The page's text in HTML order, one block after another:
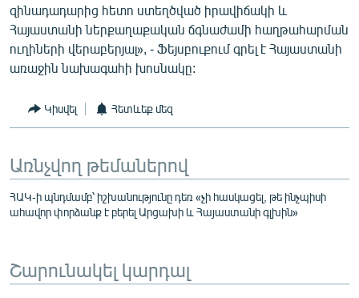
Հայերեն
English
Русский
զինադադարից հետո ստեղծված իրավիճակի և
Հայաստանի ներքաղաքական ճգնաժամի հաղթահարման
ուղիների վերաբերյալ», - Ֆեյսբուքում գրել է Հայաստանի
առաջին նախագահի խոսնակը:
Կիսվել Հետևեք մեզ
Առնչվող թեմաներով
ՀԱԿ-ի պնդմամբ՝ իշխանությունը դեռ «չի հասկացել, թե ինչպիսի
ահավոր փորձանք է բերել Արցախի և Հայաստանի գլխին»
Շարունակել կարդալ